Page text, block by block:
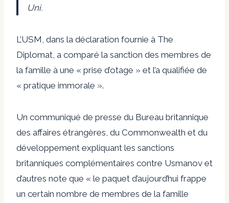
Uni.
L’USM, dans la déclaration fournie à The
Diplomat, a comparé la sanction des membres de
la famille à une « prise d’otage » et l’a qualifiée de
« pratique immorale ».
Un communiqué de presse du Bureau britannique
des affaires étrangères, du Commonwealth et du
développement expliquant les sanctions
britanniques complémentaires contre Usmanov et
d’autres note que « le paquet d’aujourd’hui frappe
un certain nombre de membres de la famille